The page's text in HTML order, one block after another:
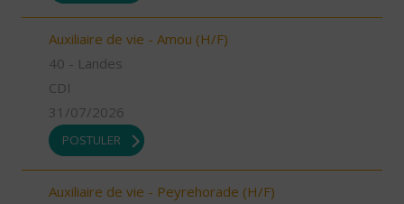
Auxiliaire de vie - Amou (H/F)
40 - Landes
CDI
31/07/2026
POSTULER
Auxiliaire de vie - Peyrehorade (H/F)